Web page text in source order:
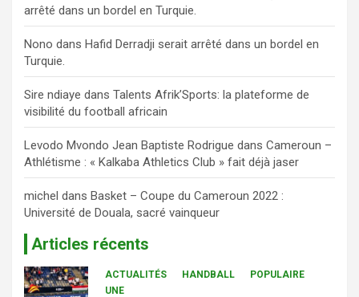
arrêté dans un bordel en Turquie.
Nono dans Hafid Derradji serait arrêté dans un bordel en
Turquie.
Sire ndiaye dans Talents Afrik’Sports: la plateforme de
visibilité du football africain
Levodo Mvondo Jean Baptiste Rodrigue dans Cameroun –
Athlétisme : « Kalkaba Athletics Club » fait déjà jaser
michel dans Basket – Coupe du Cameroun 2022 :
Université de Douala, sacré vainqueur
Articles récents
ACTUALITÉS HANDBALL
POPULAIRE
UNE